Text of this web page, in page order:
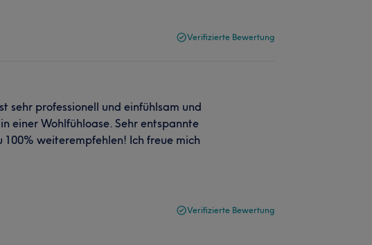
Verifizierte Bewertung
professionell und einfühlsam und
einer Wohlfühloase. Sehr entspannte
weiterempfehlen! Ich freue mich
Verifizierte Bewertung